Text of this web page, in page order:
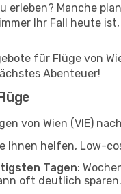
erleben? Manche
Ihr Fall heute
für Flüge von
Abenteuer!
von Wien (VIE)
Ihnen helfen, Low-
Tagen:
oft deutlich